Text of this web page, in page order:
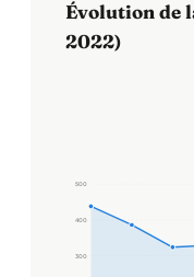
Évolution de
2022)
300
400
500